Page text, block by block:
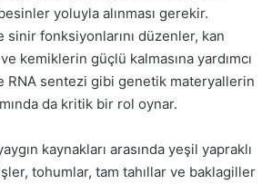
yoluyla alınması gerekir.
sinir fonksiyonlarını düzenler, kan
kemiklerin güçlü kalmasına yardımcı
RNA sentezi gibi genetik materyallerin
da kritik bir rol oynar.
kaynakları arasında yeşil yapraklı
tohumlar, tam tahıllar ve baklagiller